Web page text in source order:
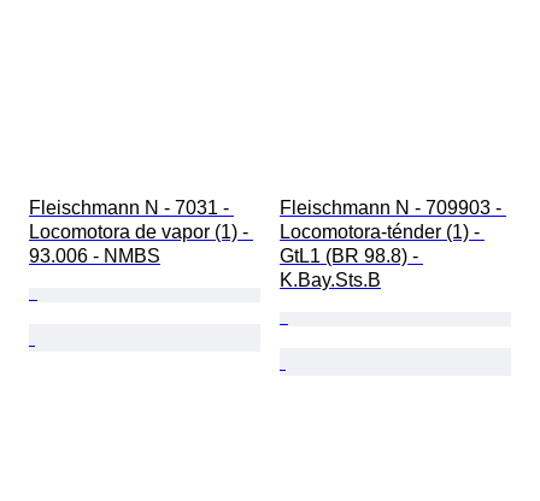
Fleischmann N - 7031 -
Locomotora de vapor (1) -
93.006 - NMBS
Fleischmann N - 709903 -
Locomotora-ténder (1) -
GtL1 (BR 98.8) -
K.Bay.Sts.B